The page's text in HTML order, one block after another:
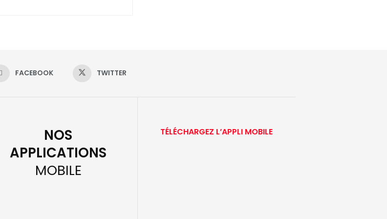
FACEBOOK TWITTER
NOS
APPLICATIONS
MOBILE
TÉLÉCHARGEZ L’APPLI MOBILE